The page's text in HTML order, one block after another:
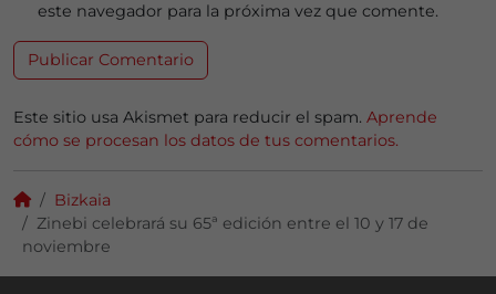
este navegador para la próxima vez que comente.
Este sitio usa Akismet para reducir el spam. Aprende
cómo se procesan los datos de tus comentarios.
Bizkaia
Zinebi celebrará su 65ª edición entre el 10 y 17 de
noviembre